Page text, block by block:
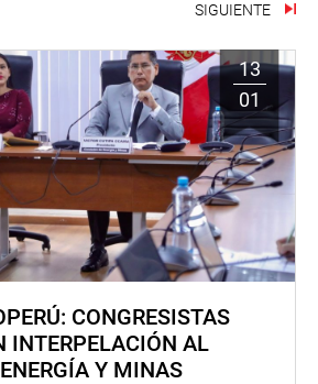
SIGUIENTE
13
01
CONGRESISTAS
INTERPELACIÓN AL
Y MINAS